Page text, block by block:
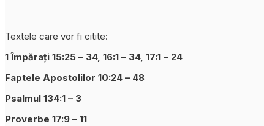
Textele care vor fi citite:
1 Împărați 15:25 – 34, 16:1 – 34, 17:1 – 24
Faptele Apostolilor 10:24 – 48
Psalmul 134:1 – 3
Proverbe 17:9 – 11